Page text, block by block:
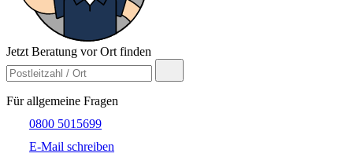
Jetzt Beratung vor Ort finden
Für allgemeine Fragen
0800 5015699
E-Mail schreiben